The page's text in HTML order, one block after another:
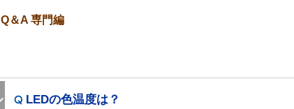
Q＆A 専門編
LEDの色温度は？